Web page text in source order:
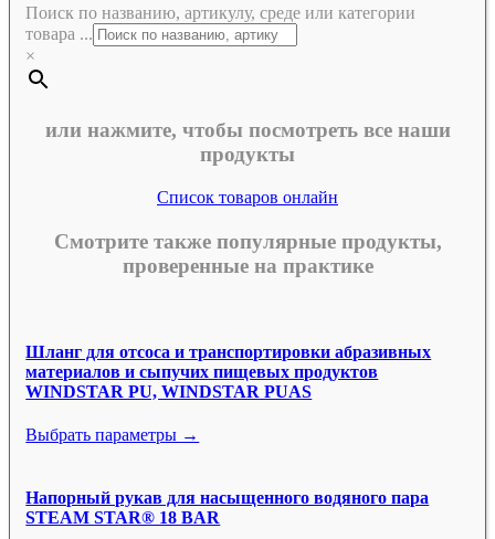
Поиск по названию, артикулу, среде или категории
товара ...
×
или нажмите, чтобы посмотреть все наши
продукты
Список товаров онлайн
Смотрите также популярные продукты,
проверенные на практике
Шланг для отсоса и транспортировки абразивных
материалов и сыпучих пищевых продуктов
WINDSTAR PU, WINDSTAR PUAS
Выбрать параметры →
Напорный рукав для насыщенного водяного пара
STEAM STAR® 18 BAR